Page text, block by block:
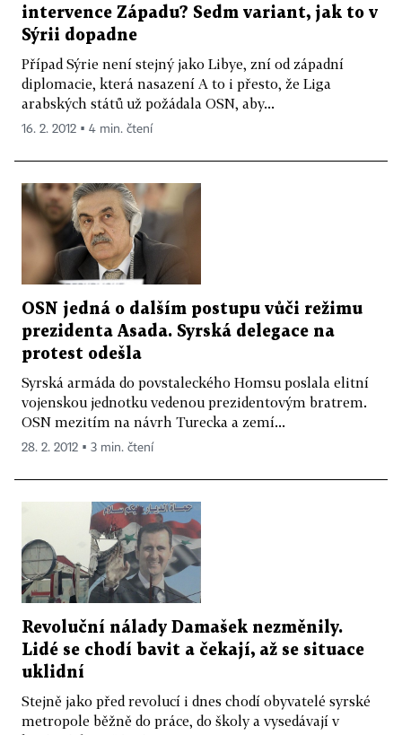
intervence Západu? Sedm variant, jak to v
Sýrii dopadne
Případ Sýrie není stejný jako Libye, zní od západní
diplomacie, která nasazení A to i přesto, že Liga
arabských států už požádala OSN, aby...
16. 2. 2012 ▪ 4 min. čtení
OSN jedná o dalším postupu vůči režimu
prezidenta Asada. Syrská delegace na
protest odešla
Syrská armáda do povstaleckého Homsu poslala elitní
vojenskou jednotku vedenou prezidentovým bratrem.
OSN mezitím na návrh Turecka a zemí...
28. 2. 2012 ▪ 3 min. čtení
Revoluční nálady Damašek nezměnily.
Lidé se chodí bavit a čekají, až se situace
uklidní
Stejně jako před revolucí i dnes chodí obyvatelé syrské
metropole běžně do práce, do školy a vysedávají v